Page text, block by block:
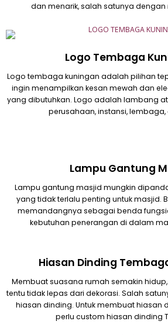
dan menarik, salah satunya
Logo Tembaga
Logo tembaga kuningan adalah pilihan
ingin menampilkan kesan mewah dan
yang dibutuhkan. Logo adalah lambang
perusahaan, instansi, lembaga,
Lampu Gantung
Lampu gantung masjid mungkin
yang tidak terlalu penting untuk masjid.
memandangnya sebagai benda
kebutuhan penerangan di dalam
Hiasan Dinding
Membuat suasana rumah semakin
tentu tidak lepas dari dekorasi. Salah
hiasan dinding. Untuk membuat hiasan
perlu custom hiasan dinding